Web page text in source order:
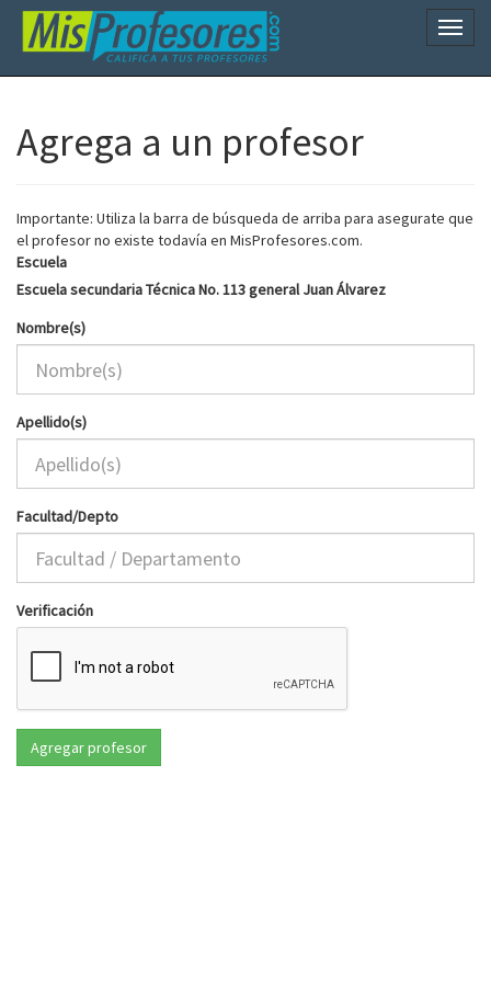
Agrega a un profesor
Importante: Utiliza la barra de búsqueda de arriba para asegurate que
el profesor no existe todavía en MisProfesores.com.
Escuela
Escuela secundaria Técnica No. 113 general Juan Álvarez
Nombre(s)
Apellido(s)
Facultad/Depto
Verificación